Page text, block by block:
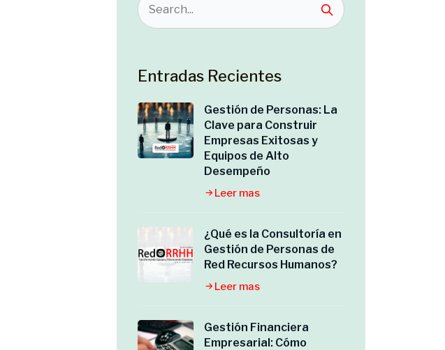
Entradas Recientes
Gestión de Personas: La
Clave para Construir
Empresas Exitosas y
Equipos de Alto
Desempeño
Leer mas
¿Qué es la Consultoría en
Gestión de Personas de
Red Recursos Humanos?
Leer mas
Gestión Financiera
Empresarial: Cómo